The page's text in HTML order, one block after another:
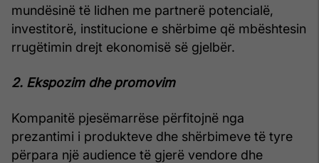
mundësinë të lidhen me partnerë potencialë,
investitorë, institucione e shërbime që mbështesin
rrugëtimin drejt ekonomisë së gjelbër.
2. Ekspozim dhe promovim
Kompanitë pjesëmarrëse përfitojnë nga
prezantimi i produkteve dhe shërbimeve të tyre
përpara një audience të gjerë vendore dhe